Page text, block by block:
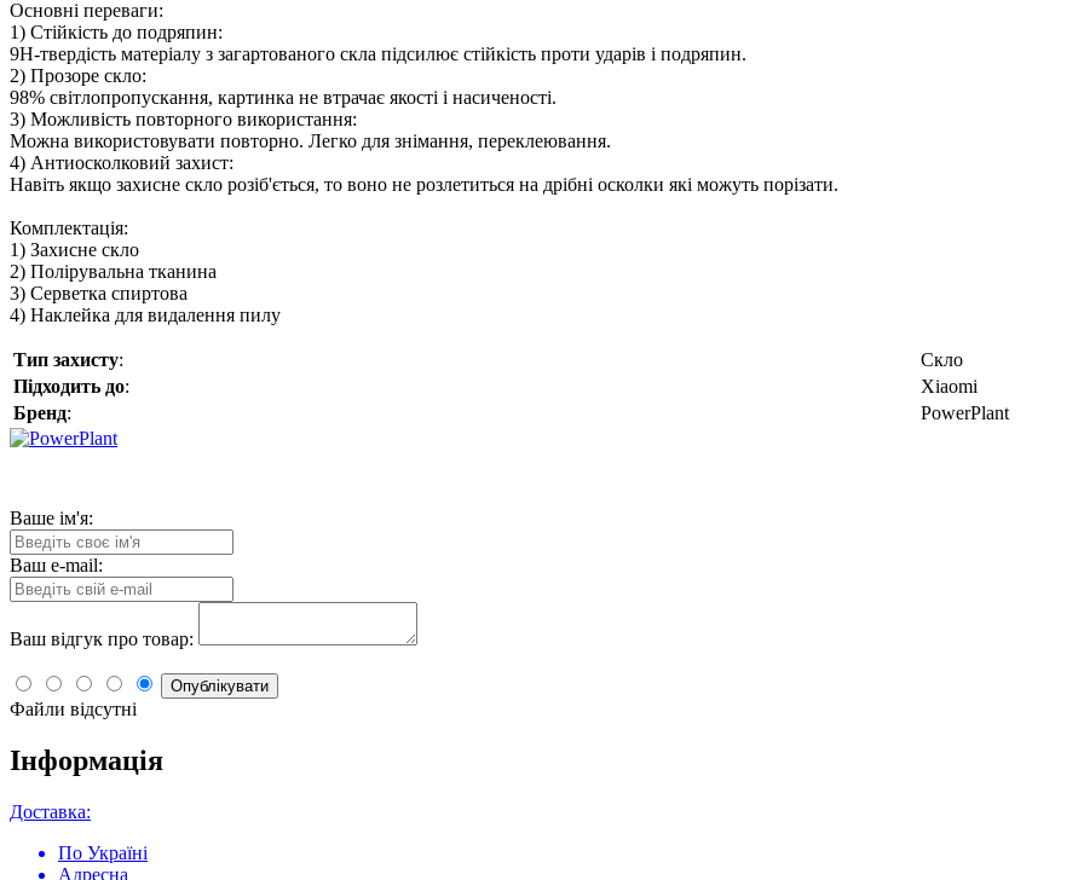
Основні переваги:
1) Стійкість до подряпин:
9H-твердість матеріалу з загартованого скла підсилює стійкість проти ударів і подряпин.
2) Прозоре скло:
98% світлопропускання, картинка не втрачає якості і насиченості.
3) Можливість повторного використання:
Можна використовувати повторно. Легко для знімання, переклеювання.
4) Антиосколковий захист:
Навіть якщо захисне скло розіб'ється, то воно не розлетиться на дрібні осколки які можуть порізати.
Комплектація:
1) Захисне скло
2) Полірувальна тканина
3) Серветка спиртова
4) Наклейка для видалення пилу
Тип захисту:
Скло
Підходить до:
Xiaomi
Бренд: PowerPlant
Ваше ім'я:
Ваш e-mail:
Ваш відгук про товар:
Опублікувати
Файли відсутні
Інформація
Доставка:
По Україні
Адресна